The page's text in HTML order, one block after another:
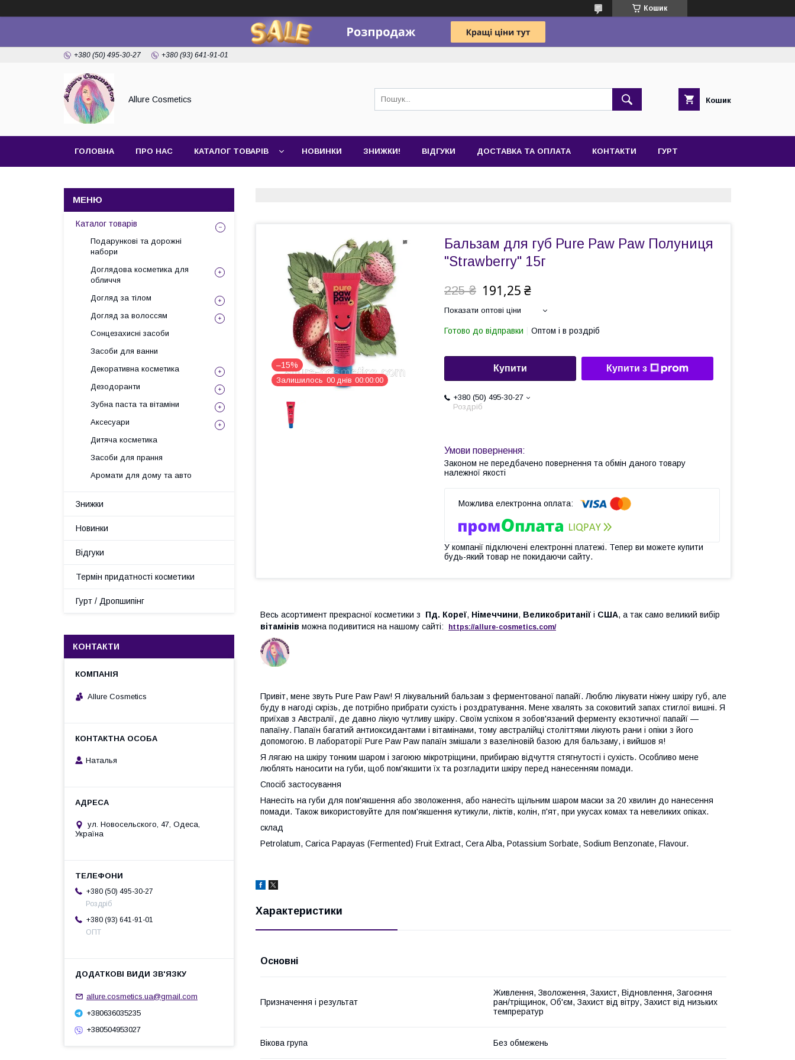
Кошик
+380 (50) 495-30-27 +380 (93) 641-91-01
Allure Cosmetics Кошик
ГОЛОВНА ПРО НАС КАТАЛОГ ТОВАРІВ НОВИНКИ ЗНИЖКИ! ВІДГУКИ ДОСТАВКА ТА ОПЛАТА КОНТАКТИ ГУРТ
–15%
Залишилось 00 днів 00 00 00
Бальзам для губ Pure Paw Paw Полуниця
"Strawberry" 15г
225 ₴ 191,25 ₴
Показати оптові ціни
Готово до відправки Оптом і в роздріб
Купити Купити з
+380 (50) 495-30-27
Роздріб
Законом не передбачено повернення та обмін даного товару
належної якості
У компанії підключені електронні платежі. Тепер ви можете купити
будь-який товар не покидаючи сайту.
Весь асортимент прекрасної косметики з Пд. Кореї, Німеччини, Великобританії і США, а так само великий вибір
вітамінів можна подивитися на нашому сайті: https://allure-cosmetics.com/
Привіт, мене звуть Pure Paw Paw! Я лікувальний бальзам з ферментованої папайї. Люблю лікувати ніжну шкіру губ, але
буду в нагоді скрізь, де потрібно прибрати сухість і роздратування. Мене хвалять за соковитий запах стиглої вишні. Я
приїхав з Австралії, де давно лікую чутливу шкіру. Своїм успіхом я зобов'язаний ферменту екзотичної папайї —
папаїну. Папаїн багатий антиоксидантами і вітамінами, тому австралійці століттями лікують рани і опіки з його
допомогою. В лабораторії Pure Paw Paw папаїн змішали з вазеліновій базою для бальзаму, і вийшов я!
Я лягаю на шкіру тонким шаром і загоюю мікротріщини, прибираю відчуття стягнутості і сухість. Особливо мене
люблять наносити на губи, щоб пом'якшити їх та розгладити шкіру перед нанесенням помади.
Спосіб застосування
Нанесіть на губи для пом'якшення або зволоження, або нанесіть щільним шаром маски за 20 хвилин до нанесення
помади. Також використовуйте для пом'якшення кутикули, ліктів, колін, п'ят, при укусах комах та невеликих опіках.
склад
Petrolatum, Carica Papayas (Fermented) Fruit Extract, Cera Alba, Potassium Sorbate, Sodium Benzonate, Flavour.
Характеристики
Основні
Призначення і результат
Живлення, Зволоження, Захист, Відновлення, Загоєння
ран/тріщинок, Об'єм, Захист від вітру, Захист від низьких
темпрератур
Вікова група Без обмежень
Каталог товарів
Подарункові та дорожні
набори
Доглядова косметика для
обличчя
Догляд за тілом
Догляд за волоссям
Сонцезахисні засоби
Засоби для ванни
Декоративна косметика
Дезодоранти
Зубна паста та вітаміни
Аксесуари
Дитяча косметика
Засоби для прання
Аромати для дому та авто
Знижки
Новинки
Відгуки
Термін придатності косметики
Гурт / Дропшипінг
КОНТАКТИ
Allure Cosmetics
Наталья
ул. Новосельского, 47, Одеса,
Україна
+380 (50) 495-30-27
Роздріб
+380 (93) 641-91-01
ОПТ
allure.cosmetics.ua@gmail.com
+380636035235
+380504953027